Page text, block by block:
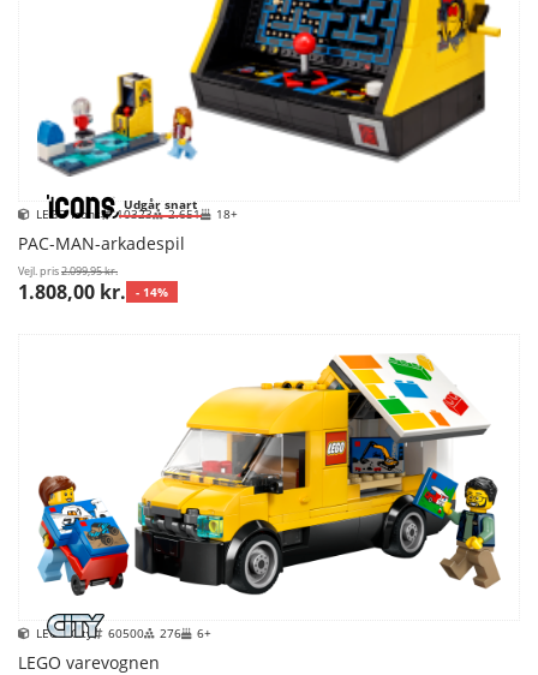
Udgår snart
LEGO Icons 10323 2.651 18+
PAC-MAN-arkadespil
Vejl. pris2.099,95 kr.
1.808,00 kr. - 14%
LEGO City 60500 276 6+
LEGO varevognen